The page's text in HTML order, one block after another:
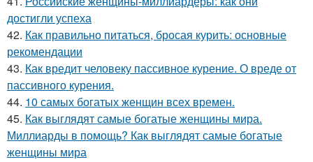
достигли успеха
42. Как правильно питаться, бросая курить: основные
рекомендации
43. Как вредит человеку пассивное курение. О вреде от
пассивного курения.
44. 10 самых богатых женщин всех времен.
45. Как выглядят самые богатые женщины мира.
Миллиарды в помощь? Как выглядят самые богатые
женщины мира